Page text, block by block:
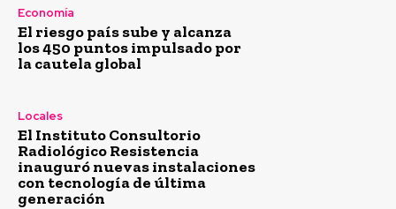
Economía
El riesgo país sube y alcanza
los 450 puntos impulsado por
la cautela global
Locales
El Instituto Consultorio
Radiológico Resistencia
inauguró nuevas instalaciones
con tecnología de última
generación